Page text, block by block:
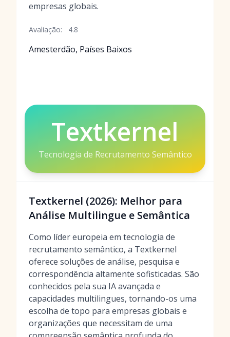
empresas globais.
Avaliação: 4.8
Amesterdão, Países Baixos
Textkernel
Tecnologia de Recrutamento Semântico
Textkernel (2026): Melhor para
Análise Multilingue e Semântica
Como líder europeia em tecnologia de
recrutamento semântico, a Textkernel
oferece soluções de análise, pesquisa e
correspondência altamente sofisticadas. São
conhecidos pela sua IA avançada e
capacidades multilingues, tornando-os uma
escolha de topo para empresas globais e
organizações que necessitam de uma